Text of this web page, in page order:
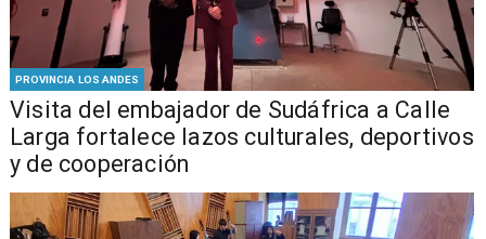
PROVINCIA LOS ANDES
​Visita del embajador de Sudáfrica a Calle
Larga fortalece lazos culturales, deportivos
y de cooperación